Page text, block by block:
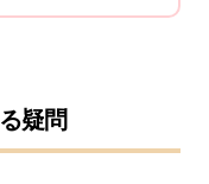
疑問